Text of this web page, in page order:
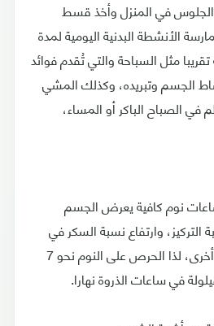
الجلوس في المنزل وأخذ قسط
الأنشطة البدنية اليومية لمدة
مثل السباحة والتي تُقدم فوائد
الجسم وتبريده، وكذلك المشي
في الصباح الباكر أو المساء،
نوم كافية يعرض الجسم
وارتفاع نسبة السكر في
الدم، بالإضافة لأمراض أخرى، لذا الحرص على النوم نحو 7
في ساعات الذروة نهارا.